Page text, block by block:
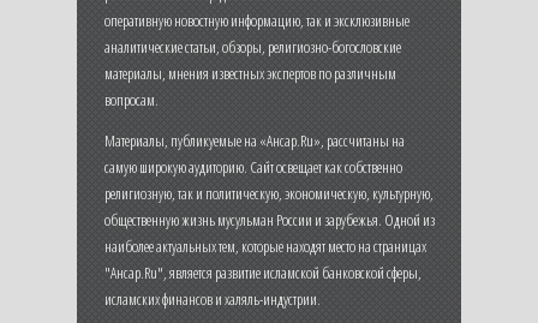
оперативную новостную информацию, так и эксклюзивные
аналитические статьи, обзоры, религиозно-богословские
материалы, мнения известных экспертов по различным
вопросам.
Материалы, публикуемые на «Ансар.Ru», рассчитаны на
самую широкую аудиторию. Сайт освещает как собственно
религиозную, так и политическую, экономическую, культурную,
общественную жизнь мусульман России и зарубежья. Одной из
наиболее актуальных тем, которые находят место на страницах
"Ансар.Ru", является развитие исламской банковской сферы,
исламских финансов и халяль-индустрии.